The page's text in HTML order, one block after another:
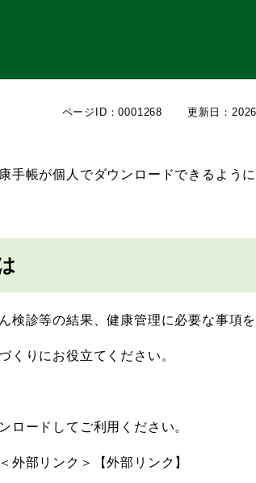
ページID：0001268 更新日：
手帳が個人でダウンロードできるように
検診等の結果、健康管理に必要な事項
くりにお役立てください。
ロードしてご利用ください。
＜外部リンク＞ 【外部リンク】